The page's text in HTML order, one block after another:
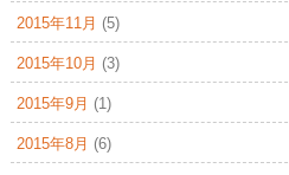
2015年11月 (5)
2015年10月 (3)
2015年9月 (1)
2015年8月 (6)